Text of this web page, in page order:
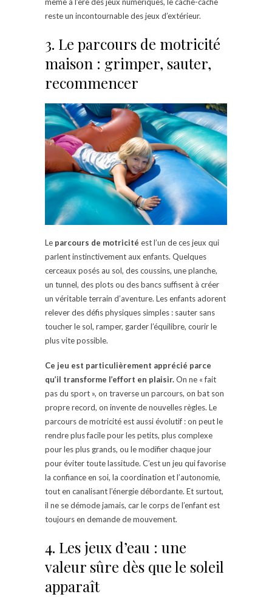
même à l’ère des jeux numériques, le cache-cache
reste un incontournable des jeux d’extérieur.
3. Le parcours de motricité
maison : grimper, sauter,
recommencer
Le parcours de motricité est l’un de ces jeux qui
parlent instinctivement aux enfants. Quelques
cerceaux posés au sol, des coussins, une planche,
un tunnel, des plots ou des bancs suffisent à créer
un véritable terrain d’aventure. Les enfants adorent
relever des défis physiques simples : sauter sans
toucher le sol, ramper, garder l’équilibre, courir le
plus vite possible.
Ce jeu est particulièrement apprécié parce
qu’il transforme l’effort en plaisir.On ne « fait
pas du sport », on traverse un parcours, on bat son
propre record, on invente de nouvelles règles. Le
parcours de motricité est aussi évolutif : on peut le
rendre plus facile pour les petits, plus complexe
pour les plus grands, ou le modifier chaque jour
pour éviter toute lassitude. C’est un jeu qui favorise
la confiance en soi, la coordination et l’autonomie,
tout en canalisant l’énergie débordante. Et surtout,
il ne se démode jamais, car le corps de l’enfant est
toujours en demande de mouvement.
4. Les jeux d’eau : une
valeur sûre dès que le soleil
apparaît